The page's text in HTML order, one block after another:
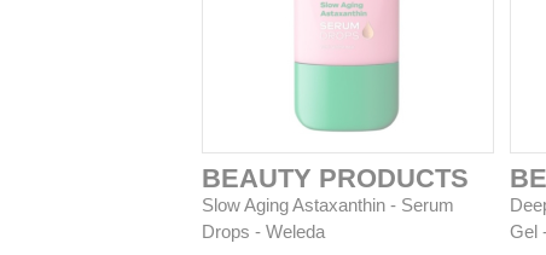
BEAUTY PRODUCTS
Slow Aging Astaxanthin - Serum
Drops - Weleda
Gel